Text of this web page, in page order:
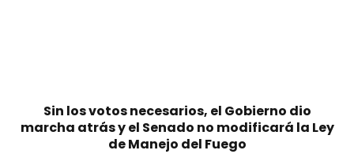
Sin los votos necesarios, el Gobierno dio
marcha atrás y el Senado no modificará la Ley
de Manejo del Fuego